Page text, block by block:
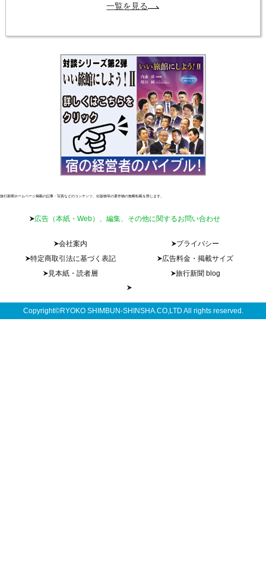
一覧を見る
旅行新聞ホームページ掲載の記事・写真などのコンテンツ、出版物等の著作物の無断転載を禁じます。
広告（本紙・Web）、編集、その他に関するお問い合わせ
会社案内
プライバシー
特定商取引法に基づく表記
広告料金・掲載サイズ
見本紙・読者層
旅行新聞 blog
Copyright©RYOKO SHIMBUN-SHINSHA.CO,LTD All rights reserved.